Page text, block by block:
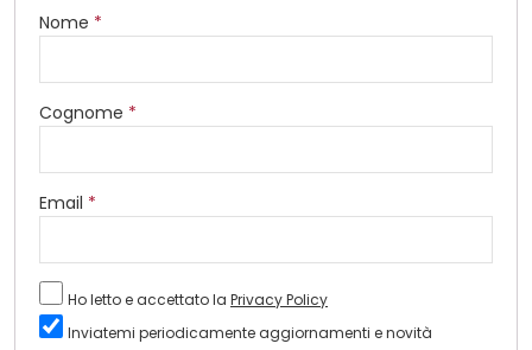
Nome *
Cognome *
Email *
Ho letto e accettato la Privacy Policy
Inviatemi periodicamente aggiornamenti e novità